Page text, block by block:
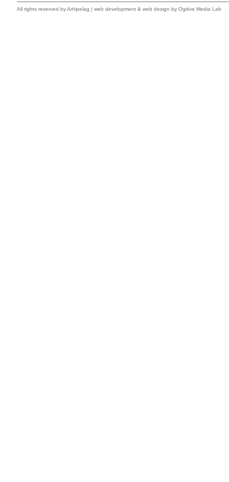
All rights reserved byArhipelag | web development & web design by Ogitive Media Lab